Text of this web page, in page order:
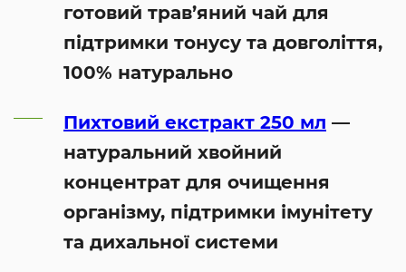
готовий трав’яний чай для
підтримки тонусу та довголіття,
100% натурально
Пихтовий екстракт 250 мл —
натуральний хвойний
концентрат для очищення
організму, підтримки імунітету
та дихальної системи